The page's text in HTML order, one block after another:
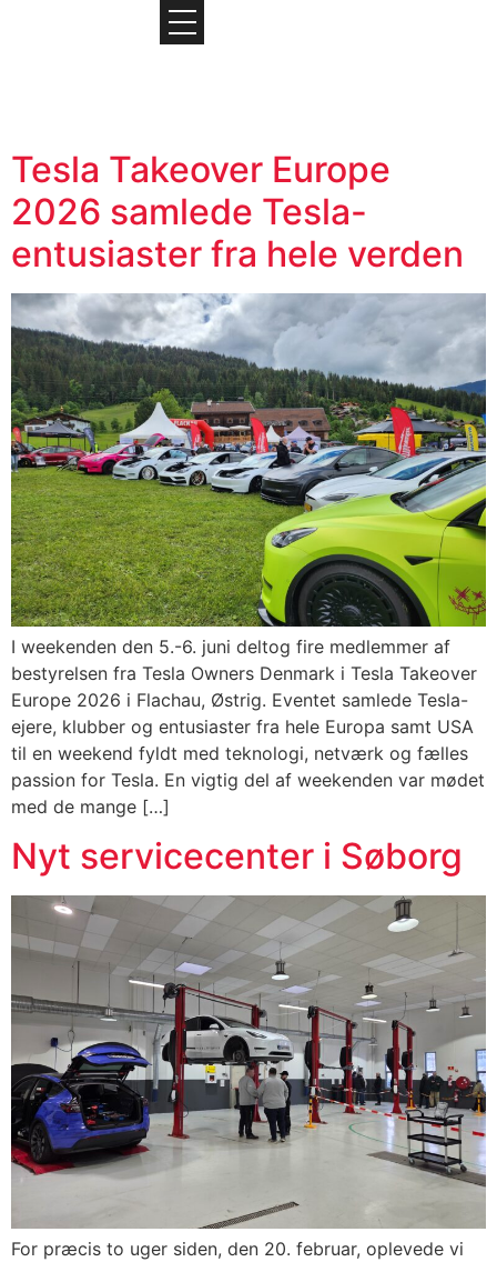
Tesla Takeover Europe
2026 samlede Tesla-
entusiaster fra hele verden
I weekenden den 5.-6. juni deltog fire medlemmer af
bestyrelsen fra Tesla Owners Denmark i Tesla Takeover
Europe 2026 i Flachau, Østrig. Eventet samlede Tesla-
ejere, klubber og entusiaster fra hele Europa samt USA
til en weekend fyldt med teknologi, netværk og fælles
passion for Tesla. En vigtig del af weekenden var mødet
med de mange […]
Nyt servicecenter i Søborg
For præcis to uger siden, den 20. februar, oplevede vi